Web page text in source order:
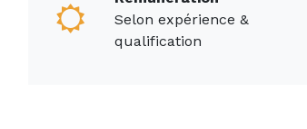
Selon expérience &
qualification